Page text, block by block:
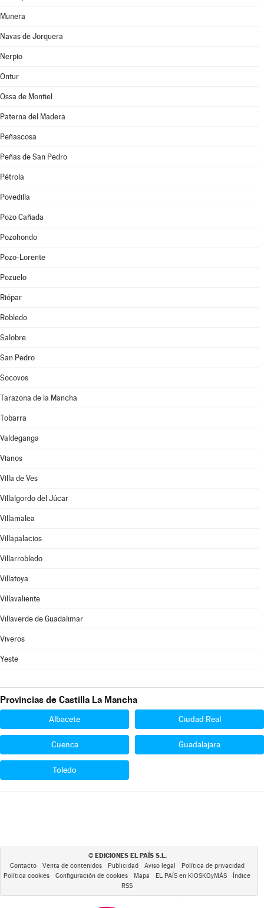
Munera
Navas de Jorquera
Nerpio
Ontur
Ossa de Montiel
Paterna del Madera
Peñascosa
Peñas de San Pedro
Pétrola
Povedilla
Pozo Cañada
Pozohondo
Pozo-Lorente
Pozuelo
Riópar
Robledo
Salobre
San Pedro
Socovos
Tarazona de la Mancha
Tobarra
Valdeganga
Vianos
Villa de Ves
Villalgordo del Júcar
Villamalea
Villapalacios
Villarrobledo
Villatoya
Villavaliente
Villaverde de Guadalimar
Viveros
Yeste
Provincias de Castilla La Mancha
Albacete Ciudad Real
Cuenca Guadalajara
Toledo
© EDICIONES EL PAÍS S.L.
Contacto Venta de contenidos Publicidad Aviso legal
Política de privacidad
Política cookies
Configuración de cookies Mapa EL PAÍS en KIOSKOyMÁS
Índice
RSS